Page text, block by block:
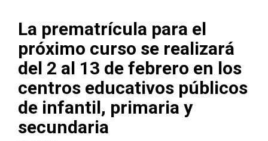
La prematrícula para el
próximo curso se realizará
del 2 al 13 de febrero en los
centros educativos públicos
de infantil, primaria y
secundaria